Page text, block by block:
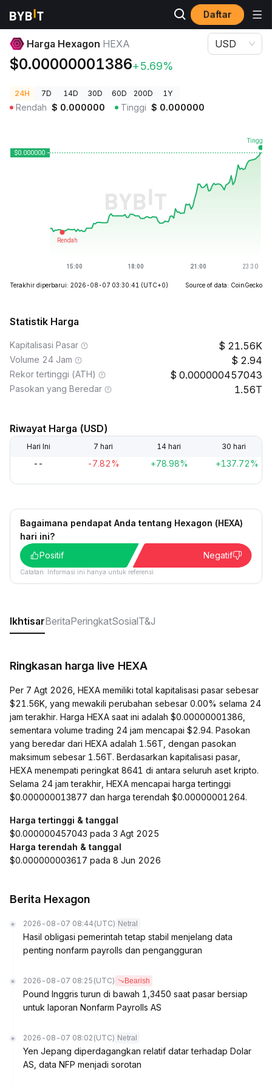
Daftar
Harga Kripto
Harga Hexagon HEXA
$0.00000001386+5.69%
USD
24H 7D 14D 30D 60D 200D 1Y
Rendah $ 0.000000 Tinggi $ 0.000000
Terakhir diperbarui: 2026-08-07 03:30:41 (UTC+0) Source of data: CoinGecko
Statistik Harga
Kapitalisasi Pasar 21.56K
Volume 24 Jam 2.94
Rekor tertinggi (ATH) 0.000000457043
Pasokan yang Beredar 1.56T
Riwayat Harga (USD)
Hari Ini 7 hari 14 hari 30 hari
-- -7.82% +78.98% +137.72%
Bagaimana pendapat Anda tentang Hexagon (HEXA)
hari ini?
Positif
Negatif
Catatan: Informasi ini hanya untuk referensi.
IkhtisarBeritaPeringkatSosialT&J
Ringkasan harga live HEXA
Per 7 Agt 2026, HEXA memiliki total kapitalisasi pasar sebesar
$21.56K, yang mewakili perubahan sebesar 0.00% selama 24
jam terakhir. Harga HEXA saat ini adalah $0.00000001386,
sementara volume trading 24 jam mencapai $2.94. Pasokan
yang beredar dari HEXA adalah 1.56T, dengan pasokan
maksimum sebesar 1.56T. Berdasarkan kapitalisasi pasar,
HEXA menempati peringkat 8641 di antara seluruh aset kripto.
Selama 24 jam terakhir, HEXA mencapai harga tertinggi
$0.000000013877 dan harga terendah $0.00000001264.
Harga tertinggi & tanggal
$0.000000457043 pada 3 Agt 2025
Harga terendah & tanggal
$0.000000003617 pada 8 Jun 2026
Berita Hexagon
2026-08-07 08:44 (UTC) Netral
Hasil obligasi pemerintah tetap stabil menjelang data
penting nonfarm payrolls dan pengangguran
2026-08-07 08:25 (UTC) Bearish
Pound Inggris turun di bawah 1,3450 saat pasar bersiap
untuk laporan Nonfarm Payrolls AS
2026-08-07 08:02 (UTC) Netral
Yen Jepang diperdagangkan relatif datar terhadap Dolar
AS, data NFP menjadi sorotan